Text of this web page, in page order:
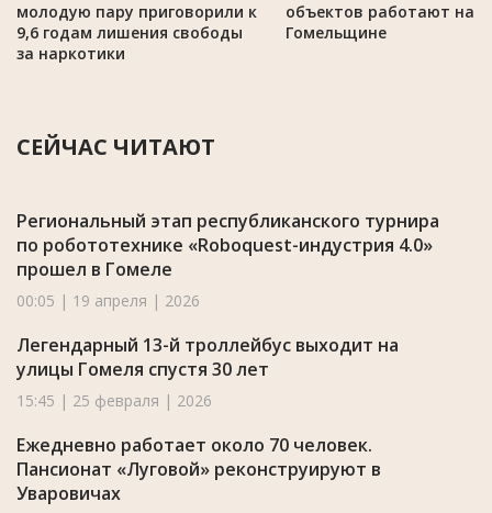
молодую пару приговорили к
9,6 годам лишения свободы
за наркотики
объектов работают на
Гомельщине
СЕЙЧАС ЧИТАЮТ
Региональный этап республиканского турнира
по робототехнике «Roboquest-индустрия 4.0»
прошел в Гомеле
00:05 | 19 апреля | 2026
Легендарный 13-й троллейбус выходит на
улицы Гомеля спустя 30 лет
15:45 | 25 февраля | 2026
Ежедневно работает около 70 человек.
Пансионат «Луговой» реконструируют в
Уваровичах